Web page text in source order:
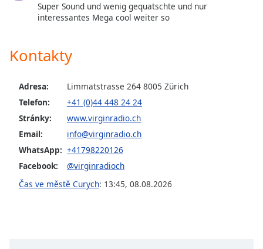
Caption
Background
Color
Font
Super Sound und wenig gequatschte und nur
interessantes Mega cool weiter so
Kontakty
Adresa:
Limmatstrasse 264 8005 Zürich
Telefon:
+41 (0)44 448 24 24
Stránky:
www.virginradio.ch
Email:
info@virginradio.ch
WhatsApp: +41798220126
Facebook:
@virginradioch
Čas ve městě Curych: 13:45, 08.08.2026